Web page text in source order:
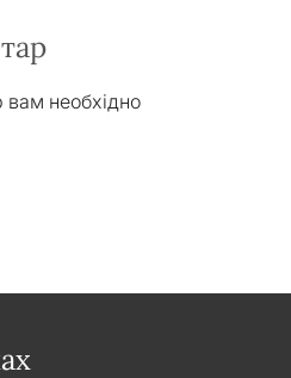
вам необхідно